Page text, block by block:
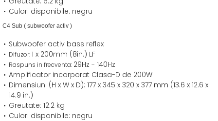
Culori disponibile: negru
C4 Sub ( subwoofer activ )
Subwoofer activ bass reflex
Difuzor:1 x 200mm (8in.) LF
Raspuns in frecventa: 29Hz - 140Hz
Amplificator incorporat Clasa-D de 200W
Dimensiuni (H x W x D): 177 x 345 x 320 x 377 mm (13.6 x 12.6 x
14.9 in.)
Greutate: 12.2 kg
Culori disponibile: negru